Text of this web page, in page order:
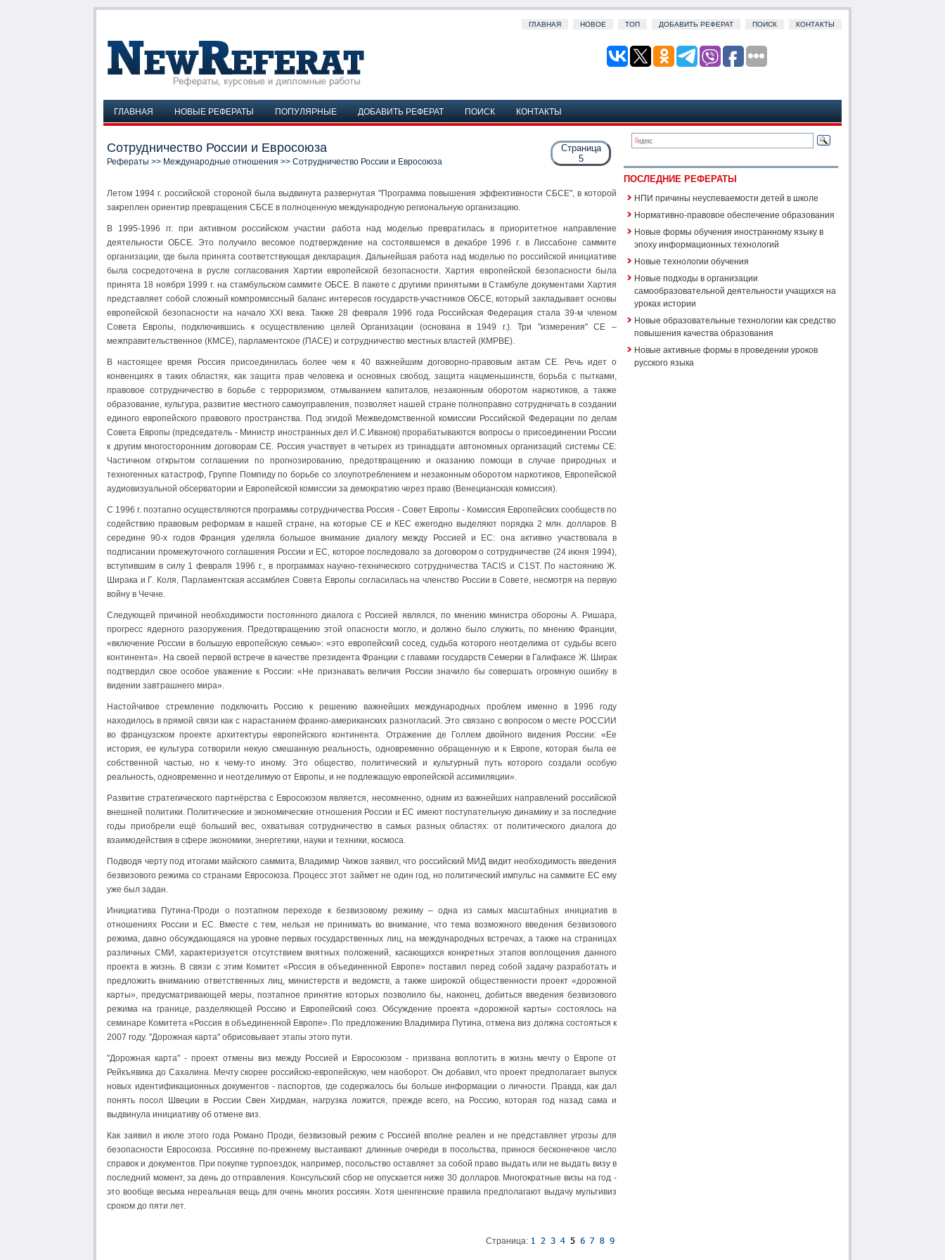
ГЛАВНАЯ НОВОЕ ТОП ДОБАВИТЬ РЕФЕРАТ ПОИСК КОНТАКТЫ
ГЛАВНАЯ НОВЫЕ РЕФЕРАТЫ ПОПУЛЯРНЫЕ ДОБАВИТЬ РЕФЕРАТ ПОИСК КОНТАКТЫ
Страница
5
Сотрудничество России и Евросоюза
Рефераты >> Международные отношения >> Сотрудничество России и Евросоюза
Летом 1994 г. российской стороной была выдвинута развернутая "Программа повышения эффективности СБСЕ", в которой
закреплен ориентир превращения СБСЕ в полноценную международную региональную организацию.
В 1995-1996 гг. при активном российском участии работа над моделью превратилась в приоритетное направление
деятельности ОБСЕ. Это получило весомое подтверждение на состоявшемся в декабре 1996 г. в Лиссабоне саммите
организации, где была принята соответствующая декларация. Дальнейшая работа над моделью по российской инициативе
была сосредоточена в русле согласования Хартии европейской безопасности. Хартия европейской безопасности была
принята 18 ноября 1999 г. на стамбульском саммите ОБСЕ. В пакете с другими принятыми в Стамбуле документами Хартия
представляет собой сложный компромиссный баланс интересов государств-участников ОБСЕ, который закладывает основы
европейской безопасности на начало XXI века. Также 28 февраля 1996 года Российская Федерация стала 39-м членом
Совета Европы, подключившись к осуществлению целей Организации (основана в 1949 г.). Три "измерения" СЕ –
межправительственное (КМСЕ), парламентское (ПАСЕ) и сотрудничество местных властей (КМРВЕ).
В настоящее время Россия присоединилась более чем к 40 важнейшим договорно-правовым актам СЕ. Речь идет о
конвенциях в таких областях, как защита прав человека и основных свобод, защита нацменьшинств, борьба с пытками,
правовое сотрудничество в борьбе с терроризмом, отмыванием капиталов, незаконным оборотом наркотиков, а также
образование, культура, развитие местного самоуправления, позволяет нашей стране полноправно сотрудничать в создании
единого европейского правового пространства. Под эгидой Межведомственной комиссии Российской Федерации по делам
Совета Европы (председатель - Министр иностранных дел И.С.Иванов) прорабатываются вопросы о присоединении России
к другим многосторонним договорам СЕ. Россия участвует в четырех из тринадцати автономных организаций системы СЕ:
Частичном открытом соглашении по прогнозированию, предотвращению и оказанию помощи в случае природных и
техногенных катастроф, Группе Помпиду по борьбе со злоупотреблением и незаконным оборотом наркотиков, Европейской
аудиовизуальной обсерватории и Европейской комиссии за демократию через право (Венецианская комиссия).
С 1996 г. поэтапно осуществляются программы сотрудничества Россия - Совет Европы - Комиссия Европейских сообществ по
содействию правовым реформам в нашей стране, на которые СЕ и КЕС ежегодно выделяют порядка 2 млн. долларов. В
середине 90-х годов Франция уделяла большое внимание диалогу между Россией и ЕС: она активно участвовала в
подписании промежуточного соглашения России и ЕС, которое последовало за договором о сотрудничестве (24 июня 1994),
вступившим в силу 1 февраля 1996 г., в программах научно-технического сотрудничества ТАСIS и С1SТ. По настоянию Ж.
Ширака и Г. Коля, Парламентская ассамблея Совета Европы согласилась на членство России в Совете, несмотря на первую
войну в Чечне.
Следующей причиной необходимости постоянного диалога с Россией являлся, по мнению министра обороны А. Ришара,
прогресс ядерного разоружения. Предотвращению этой опасности могло, и должно было служить, по мнению Франции,
«включение России в большую европейскую семью»: «это европейский сосед, судьба которого неотделима от судьбы всего
континента». На своей первой встрече в качестве президента Франции с главами государств Семерки в Галифаксе Ж. Ширак
подтвердил свое особое уважение к России: «Не признавать величия России значило бы совершать огромную ошибку в
видении завтрашнего мира».
Настойчивое стремление подключить Россию к решению важнейших международных проблем именно в 1996 году
находилось в прямой связи как с нарастанием франко-американских разногласий. Это связано с вопросом о месте РОССИИ
во французском проекте архитектуры европейского континента. Отражение де Голлем двойного видения России: «Ее
история, ее культура сотворили некую смешанную реальность, одновременно обращенную и к Европе, которая была ее
собственной частью, но к чему-то иному. Это общество, политический и культурный путь которого создали особую
реальность, одновременно и неотделимую от Европы, и не подлежащую европейской ассимиляции».
Развитие стратегического партнёрства с Евросоюзом является, несомненно, одним из важнейших направлений российской
внешней политики. Политические и экономические отношения России и ЕС имеют поступательную динамику и за последние
годы приобрели ещё больший вес, охватывая сотрудничество в самых разных областях: от политического диалога до
взаимодействия в сфере экономики, энергетики, науки и техники, космоса.
Подводя черту под итогами майского саммита, Владимир Чижов заявил, что российский МИД видит необходимость введения
безвизового режима со странами Евросоюза. Процесс этот займет не один год, но политический импульс на саммите ЕС ему
уже был задан.
Инициатива Путина-Проди о поэтапном переходе к безвизовому режиму – одна из самых масштабных инициатив в
отношениях России и ЕС. Вместе с тем, нельзя не принимать во внимание, что тема возможного введения безвизового
режима, давно обсуждающаяся на уровне первых государственных лиц, на международных встречах, а также на страницах
различных СМИ, характеризуется отсутствием внятных положений, касающихся конкретных этапов воплощения данного
проекта в жизнь. В связи с этим Комитет «Россия в объединенной Европе» поставил перед собой задачу разработать и
предложить вниманию ответственных лиц, министерств и ведомств, а также широкой общественности проект «дорожной
карты», предусматривающей меры, поэтапное принятие которых позволило бы, наконец, добиться введения безвизового
режима на границе, разделяющей Россию и Европейский союз. Обсуждение проекта «дорожной карты» состоялось на
семинаре Комитета «Россия в объединенной Европе». По предложению Владимира Путина, отмена виз должна состояться к
2007 году. "Дорожная карта" обрисовывает этапы этого пути.
"Дорожная карта" - проект отмены виз между Россией и Евросоюзом - призвана воплотить в жизнь мечту о Европе от
Рейкъявика до Сахалина. Мечту скорее российско-европейскую, чем наоборот. Он добавил, что проект предполагает выпуск
новых идентификационных документов - паспортов, где содержалось бы больше информации о личности. Правда, как дал
понять посол Швеции в России Свен Хирдман, нагрузка ложится, прежде всего, на Россию, которая год назад сама и
выдвинула инициативу об отмене виз.
Как заявил в июле этого года Романо Проди, безвизовый режим с Россией вполне реален и не представляет угрозы для
безопасности Евросоюза. Россияне по-прежнему выстаивают длинные очереди в посольства, принося бесконечное число
справок и документов. При покупке турпоездок, например, посольство оставляет за собой право выдать или не выдать визу в
последний момент, за день до отправления. Консульский сбор не опускается ниже 30 долларов. Многократные визы на год -
это вообще весьма нереальная вещь для очень многих россиян. Хотя шенгенские правила предполагают выдачу мультивиз
сроком до пяти лет.
Страница:
ПОСЛЕДНИЕ РЕФЕРАТЫ
НПИ причины неуспеваемости детей в школе
Нормативно-правовое обеспечение образования
Новые формы обучения иностранному языку в
эпоху информационных технологий
Новые технологии обучения
Новые подходы в организации
самообразовательной деятельности учащихся на
уроках истории
Новые образовательные технологии как средство
повышения качества образования
Новые активные формы в проведении уроков
русского языка